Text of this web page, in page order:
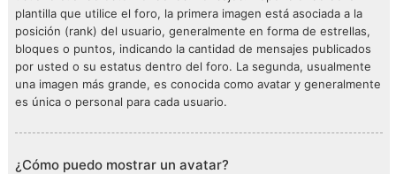
plantilla que utilice el foro, la primera imagen está asociada a la
posición (rank) del usuario, generalmente en forma de estrellas,
bloques o puntos, indicando la cantidad de mensajes publicados
por usted o su estatus dentro del foro. La segunda, usualmente
una imagen más grande, es conocida como avatar y generalmente
es única o personal para cada usuario.
¿Cómo puedo mostrar un avatar?